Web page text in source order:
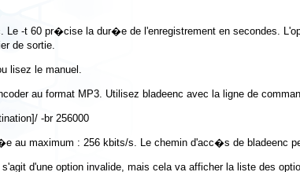
Le -t 60 pr�cise la dur�e de l'enregistrement en secondes.
de sortie.
lisez le manuel.
au format MP3. Utilisez bladeenc avec la ligne de
au maximum : 256 kbits/s. Le chemin d'acc�s de bladeenc
d'une option invalide, mais cela va afficher la liste des